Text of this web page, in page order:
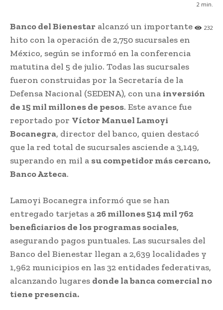
2 min.
232
Banco del Bienestar alcanzó un importante
hito con la operación de 2,750 sucursales en
México, según se informó en la conferencia
matutina del 5 de julio. Todas las sucursales
fueron construidas por la Secretaría de la
Defensa Nacional (SEDENA), con una inversión
de 15 mil millones de pesos. Este avance fue
reportado por Víctor Manuel Lamoyi
Bocanegra, director del banco, quien destacó
que la red total de sucursales asciende a 3,149,
superando en mil a su competidor más cercano,
Banco Azteca.
Lamoyi Bocanegra informó que se han
entregado tarjetas a26 millones 514 mil 762
beneficiarios de los programas sociales,
asegurando pagos puntuales. Las sucursales del
Banco del Bienestar llegan a 2,639 localidades y
1,962 municipios en las 32 entidades federativas,
alcanzando lugares donde la banca comercial no
tiene presencia.